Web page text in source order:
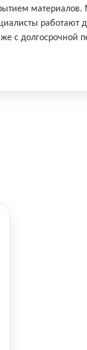
работают
с долгосрочной